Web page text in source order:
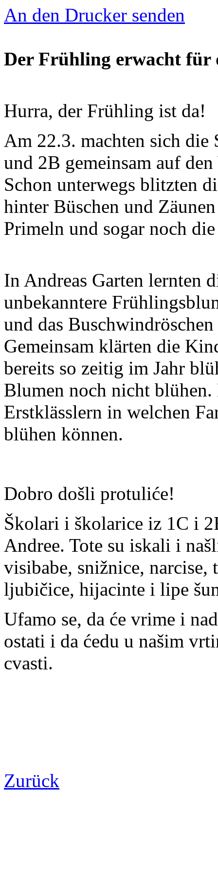
An den Drucker senden
Der Frühling erwacht für
Hurra, der Frühling ist da!
Am 22.3. machten sich die
und 2B gemeinsam auf
Schon unterwegs blitzten
hinter Büschen und
Primeln und sogar noch
In Andreas Garten lernten
unbekanntere
und das Buschwindröschen
Gemeinsam klärten die
bereits so zeitig im Jahr
Blumen noch nicht
Erstklässlern in welchen
blühen können.
Dobro došli protuliće!
Školari i školarice iz 1C i
Andree. Tote su iskali i
visibabe, snižnice, narcise,
ljubičice, hijacinte i lipe
Ufamo se, da će vrime i
ostati i da ćedu u našim
cvasti.
Zurück